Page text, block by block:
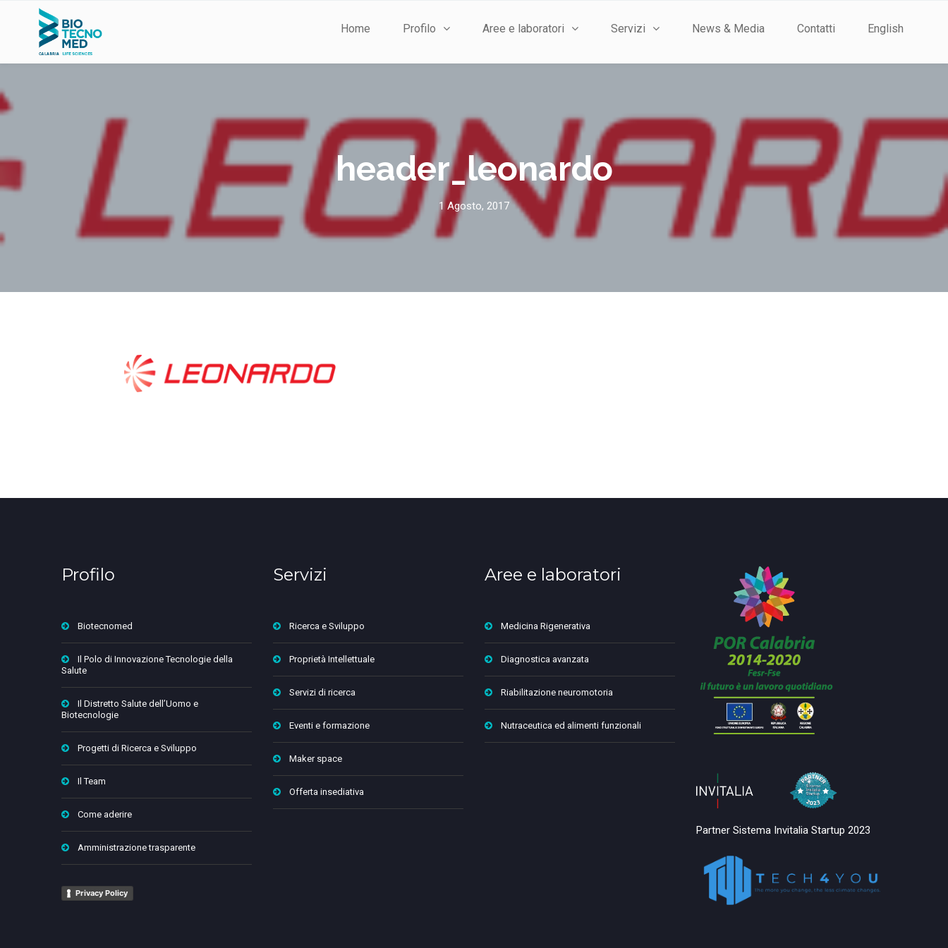
Home Profilo Aree e laboratori Servizi News & Media Contatti English
header_leonardo
1 Agosto, 2017
Profilo
Biotecnomed
Il Polo di Innovazione Tecnologie della
Salute
Il Distretto Salute dell’Uomo e
Biotecnologie
Progetti di Ricerca e Sviluppo
Il Team
Come aderire
Amministrazione trasparente
Privacy Policy
Servizi
Ricerca e Sviluppo
Proprietà Intellettuale
Servizi di ricerca
Eventi e formazione
Maker space
Offerta insediativa
Aree e laboratori
Medicina Rigenerativa
Diagnostica avanzata
Riabilitazione neuromotoria
Nutraceutica ed alimenti funzionali
Partner Sistema Invitalia Startup 2023